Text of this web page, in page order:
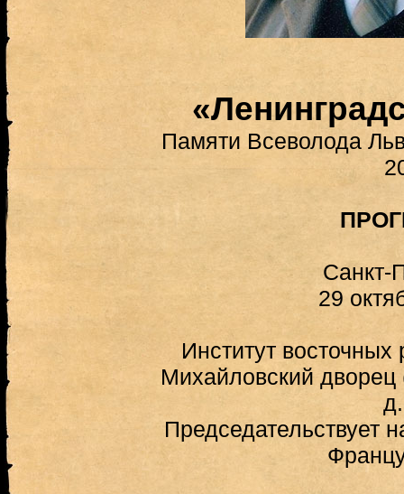
Памяти Всеволода
Санкт-
29
Институт
Михайловский
Председательствует